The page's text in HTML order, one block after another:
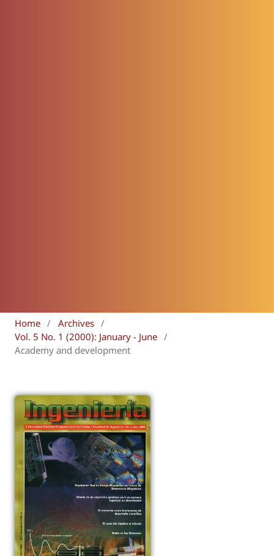
Home / Archives /
Vol. 5 No. 1 (2000): January - June /
Academy and development